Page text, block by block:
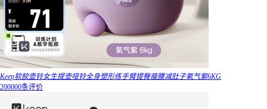
Keep软胶壶铃女生提壶哑铃全身塑形练手臂提臀瘦腰减肚子氧气紫6KG
200000条评价